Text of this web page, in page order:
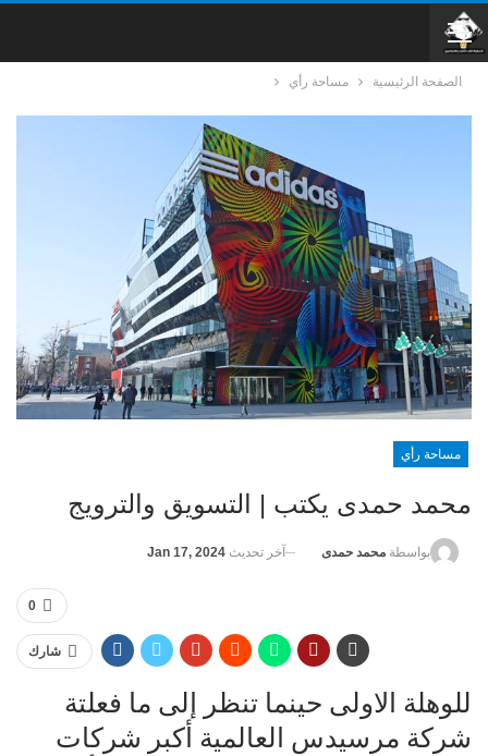
الصفحة الرئيسية مساحة رأي
مساحة رأي
محمد حمدى يكتب | التسويق والترويج
بواسطة محمد حمدى آخر تحديث Jan 17, 2024
0
شارك
للوهلة الاولى حينما تنظر إلى ما فعلتة
شركة مرسيدس العالمية أكبر شركات